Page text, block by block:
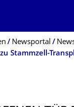
Newsportal